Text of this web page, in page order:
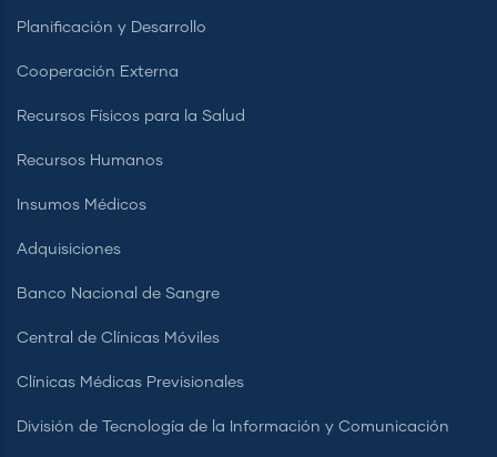
Planificación y Desarrollo
Cooperación Externa
Recursos Físicos para la Salud
Recursos Humanos
Insumos Médicos
Adquisiciones
Banco Nacional de Sangre
Central de Clínicas Móviles
Clínicas Médicas Previsionales
División de Tecnología de la Información y Comunicación